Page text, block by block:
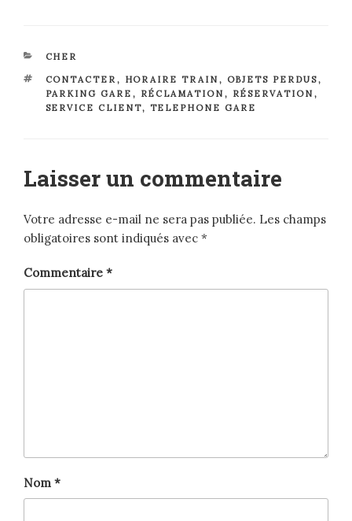
CATÉGORIES
CHER
ÉTIQUETTES
CONTACTER, HORAIRE TRAIN , OBJETS PERDUS,
PARKING GARE , RÉCLAMATION , RÉSERVATION ,
SERVICE CLIENT, TELEPHONE GARE
Laisser un commentaire
Votre adresse e-mail ne sera pas publiée. Les champs
obligatoires sont indiqués avec *
Commentaire *
Nom *